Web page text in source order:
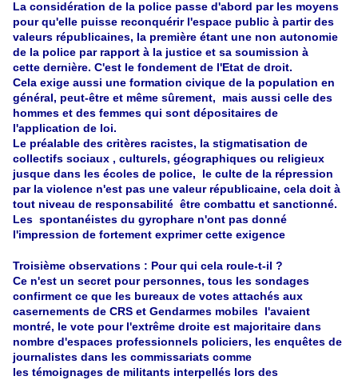
La considération de la police passe d'abord par les moyens
pour qu'elle puisse reconquérir l'espace public à partir des
valeurs républicaines, la première étant une non autonomie
de la police par rapport à la justice et sa soumission à
cette dernière. C'est le fondement de l'Etat de droit.
Cela exige aussi une formation civique de la population en
général, peut-être et même sûrement, mais aussi celle des
hommes et des femmes qui sont dépositaires de
l'application de loi.
Le préalable des critères racistes, la stigmatisation de
collectifs sociaux , culturels, géographiques ou religieux
jusque dans les écoles de police, le culte de la répression
par la violence n'est pas une valeur républicaine, cela doit à
tout niveau de responsabilité être combattu et sanctionné.
Les spontanéistes du gyrophare n'ont pas donné
l'impression de fortement exprimer cette exigence
Troisième observations : Pour qui cela roule-t-il ?
Ce n'est un secret pour personnes, tous les sondages
confirment ce que les bureaux de votes attachés aux
casernements de CRS et Gendarmes mobiles l'avaient
montré, le vote pour l'extrême droite est majoritaire dans
nombre d'espaces professionnels policiers, les enquêtes de
journalistes dans les commissariats comme
les témoignages de militants interpellés lors des